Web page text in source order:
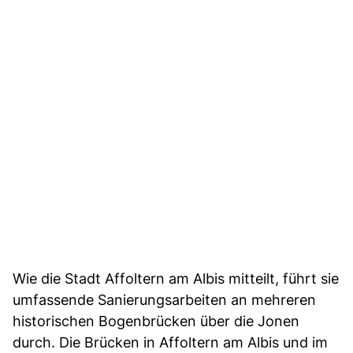
Wie die Stadt Affoltern am Albis mitteilt, führt sie
umfassende Sanierungsarbeiten an mehreren
historischen Bogenbrücken über die Jonen
durch. Die Brücken in Affoltern am Albis und im